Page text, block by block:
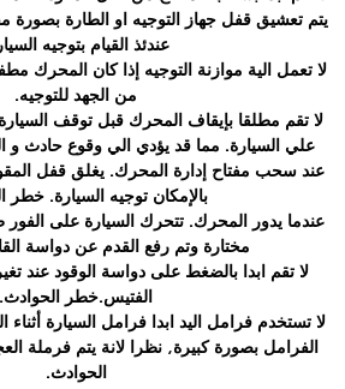
يتم تعشيق قفل جهاز التوجيه او الطارة بصورة
عندئذ القيام بتوجيه
لا تعمل الية موازنة التوجيه إذا كان المحرك
من الجهد للتوجيه.
لا تقم مطلقا بإيقاف المحرك قبل توقف
علي السيارة. مما قد يؤدي الي وقوع حادث و
عند سحب مفتاح إدارة المحرك. يغلق قفل
بالإمكان توجيه السيارة. خطر
عندما يدور المحرك. تتحرك السيارة على الفور
مختارة وتم رفع القدم عن دواسة
لا تقم ابدا بالضغط على دواسة الوقود عند
الفتيس.خطر الحوادث.
لا تستخدم فرامل اليد ابدا فرامل السيارة
الفرامل بصورة كبيرة, نظرا لانة يتم فرملة
الحوادث.